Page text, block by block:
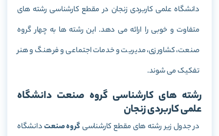
دانشگاه علمی کاربردی زنجان در مقطع کارشناسی رشته های
متفاوت و خوبی را ارائه می دهد. این رشته ها به چهار گروه
صنعت، کشاورزی، مدیریت و خدمات اجتماعی و فرهنگ و هنر
تفکیک می شوند.
رشته های کارشناسی گروه صنعت دانشگاه
علمی کاربردی زنجان
در جدول زیر رشته های مقطع کارشناسیگروه صنعتدانشگاه